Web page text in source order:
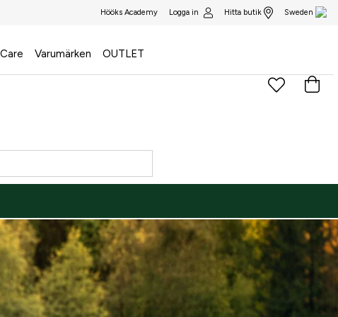
Hööks Academy Logga in Hitta butik Sweden
Varumärken OUTLET